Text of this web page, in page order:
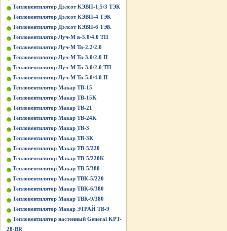
Тепловентилятор Дэлсот КЭВП-1,5/3 ТЭК
Тепловентилятор Дэлсот КЭВП-4 ТЭК
Тепловентилятор Дэлсот КЭВП-6 ТЭК
Тепловентилятор Луч-М в-5.0/4.0 ТП
Тепловентилятор Луч-М Тв-2.2/2.0
Тепловентилятор Луч-М Тв-3.0/2.0 П
Тепловентилятор Луч-М Тв-3.0/2.0 ТП
Тепловентилятор Луч-М Тв-5.0/4.0 П
Тепловентилятор Макар ТВ-15
Тепловентилятор Макар ТВ-15K
Тепловентилятор Макар ТВ-21
Тепловентилятор Макар ТВ-24K
Тепловентилятор Макар ТВ-3
Тепловентилятор Макар ТВ-3К
Тепловентилятор Макар ТВ-5/220
Тепловентилятор Макар ТВ-5/220K
Тепловентилятор Макар ТВ-5/380
Тепловентилятор Макар ТВК-5/220
Тепловентилятор Макар ТВК-6/380
Тепловентилятор Макар ТВК-9/380
Тепловентилятор Макар ЭТРАЙ ТВ-9
Тепловентилятор настенный General KPT-
28-BR